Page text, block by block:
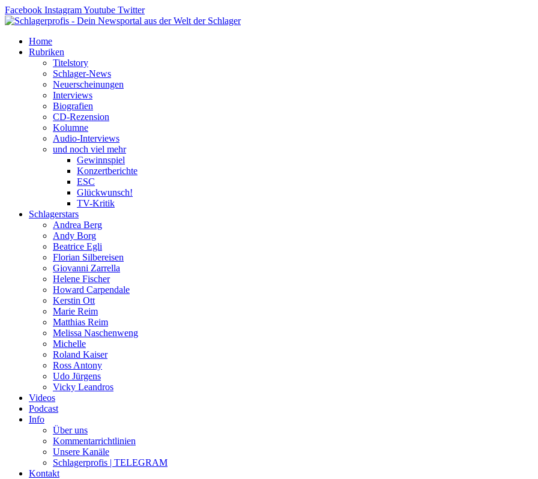
Zum
Inhalt
Facebook InstagramYoutube Twitter
Home
Rubriken
Titelstory
Schlager-News
Neuerscheinungen
Interviews
Biografien
CD-Rezension
Kolumne
Audio-Interviews
und noch viel mehr
Gewinnspiel
Konzertberichte
ESC
Glückwunsch!
TV-Kritik
Schlagerstars
Andrea Berg
Andy Borg
Beatrice Egli
Florian Silbereisen
Giovanni Zarrella
Helene Fischer
Howard Carpendale
Kerstin Ott
Marie Reim
Matthias Reim
Melissa Naschenweng
Michelle
Roland Kaiser
Ross Antony
Udo Jürgens
Vicky Leandros
Videos
Podcast
Info
Über uns
Kommentarrichtlinien
Unsere Kanäle
Schlagerprofis | TELEGRAM
Kontakt